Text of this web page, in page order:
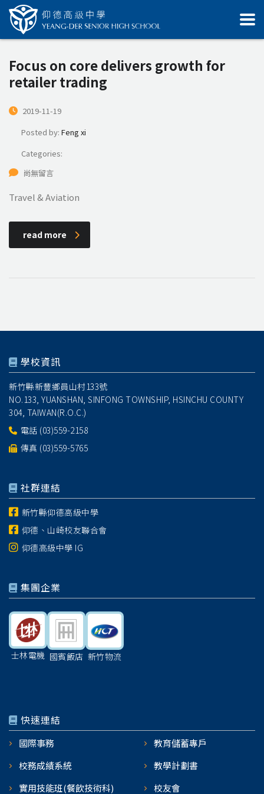
Focus on core delivers growth for
retailer trading
2019-11-19
Posted by: Feng xi
Categories:
尚無留言
Travel & Aviation
read more
學校資訊
新竹縣新豐鄉員山村133號
NO.133, YUANSHAN, SINFONG TOWNSHIP, HSINCHU COUNTY
304, TAIWAN(R.O.C.)
電話 (03)559-2158
傳真 (03)559-5765
社群連結
新竹縣仰德高級中學
仰德、山崎校友聯合會
仰德高級中學 IG
集團企業
士林電機 國賓飯店 新竹物流
快速連結
國際事務
教育儲蓄專戶
校務成績系統
教學計劃書
實用技能班(餐飲技術科)
校友會